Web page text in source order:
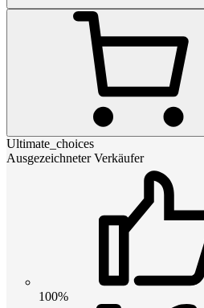
Ultimate_choices
Ausgezeichneter Verkäufer
100%